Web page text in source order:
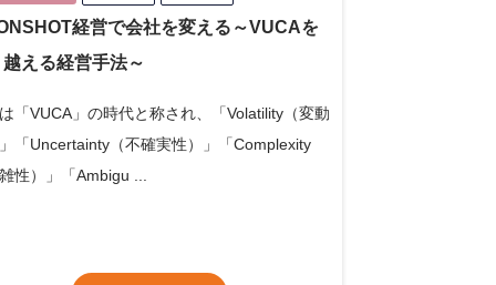
経営で会社を変える～VUCAを
える経営手法～
「VUCA」の時代と称され、「Volatility（変動
「Uncertainty（不確実性）」「Complexity
性）」「Ambigu ...